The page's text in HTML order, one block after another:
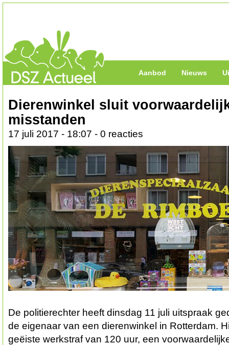
Aanbod Nieuws
Dierenwinkel sluit
misstanden
17 juli 2017 - 18:07 - 0 reacties
De politierechter heeft dinsdag 11 juli uitspraak
de eigenaar van een dierenwinkel in Rotterdam.
geëiste werkstraf van 120 uur, een